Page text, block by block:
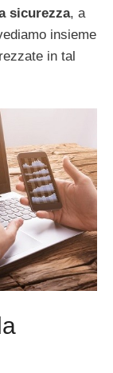
sicurezza, a
insieme
in tal